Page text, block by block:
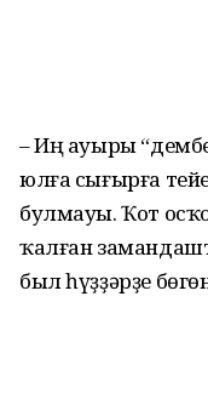
– Иң ауыры
юлға сығырға
булмауы. Ҡот
ҡалған
был һүҙҙәрҙе